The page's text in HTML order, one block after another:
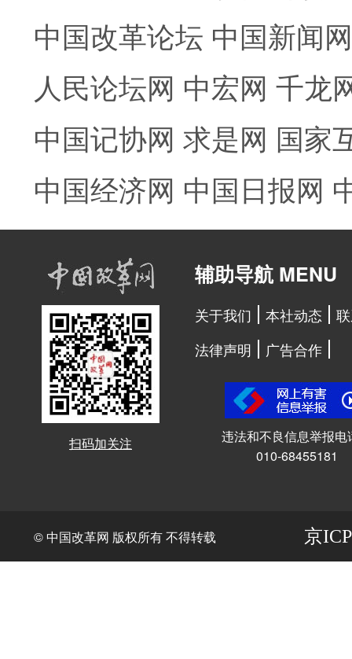
中国改革论坛 中国新闻网
人民论坛网 中宏网 千龙
中国记协网 求是网 国家
中国经济网 中国日报网
扫码加关注
辅助导航 MENU
关于我们 本社动态
法律声明
广告合作
违法和不良信息举报电
010-68455181
© 中国改革网 版权所有 不得转载 京